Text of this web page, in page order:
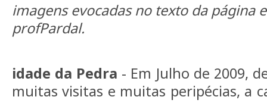
imagens evocadas no texto da página
profPardal.
idade da Pedra - Em Julho de 2009,
muitas visitas e muitas peripécias, a